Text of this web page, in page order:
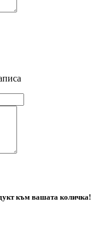
към вашата количка!